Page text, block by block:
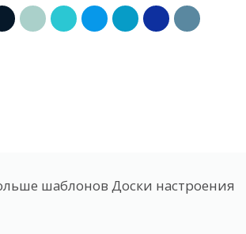
шаблонов Доски настроения